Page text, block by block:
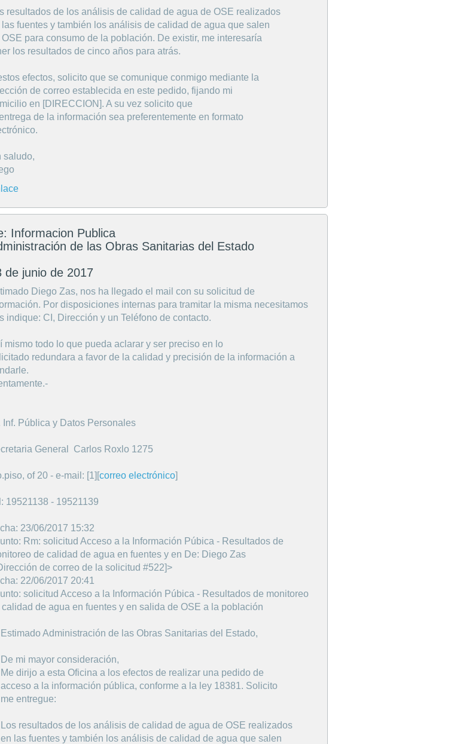
resultados de los análisis de calidad de agua de OSE realizados
las fuentes y también los análisis de calidad de agua que salen
OSE para consumo de la población. De existir, me interesaría
los resultados de cinco años para atrás.
efectos, solicito que se comunique conmigo mediante la
de correo establecida en este pedido, fijando mi
en [DIRECCION]. A su vez solicito que
de la información sea preferentemente en formato
saludo,
Informacion Publica
de las Obras Sanitarias del Estado
de junio de 2017
Diego Zas, nos ha llegado el mail con su solicitud de
Por disposiciones internas para tramitar la misma necesitamos
indique: CI, Dirección y un Teléfono de contacto.
mismo todo lo que pueda aclarar y ser preciso en lo
redundara a favor de la calidad y precisión de la información a
Inf. Pública y Datos Personales
General Carlos Roxlo 1275
of 20 - e-mail: [1][correo electrónico]
19521138 - 19521139
23/06/2017 15:32
Rm: solicitud Acceso a la Información Púbica - Resultados de
de calidad de agua en fuentes y en De: Diego Zas
de correo de la solicitud #522]>
22/06/2017 20:41
solicitud Acceso a la Información Púbica - Resultados de monitoreo
calidad de agua en fuentes y en salida de OSE a la población
Administración de las Obras Sanitarias del Estado,
mi mayor consideración,
dirijo a esta Oficina a los efectos de realizar una pedido de
a la información pública, conforme a la ley 18381. Solicito
entregue:
resultados de los análisis de calidad de agua de OSE realizados
las fuentes y también los análisis de calidad de agua que salen